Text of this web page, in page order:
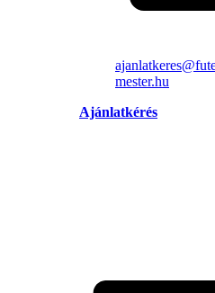
mester.hu
Ajánlatkérés